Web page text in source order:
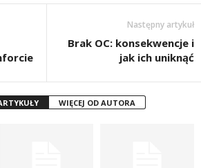
Następny artykuł
Brak OC: konsekwencje i
jak ich uniknąć
WIĘCEJ OD AUTORA